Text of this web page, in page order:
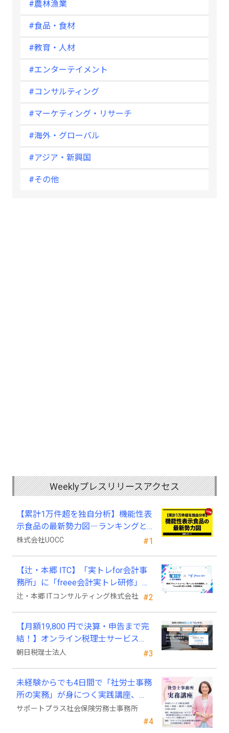
#農林漁業
#食品・食材
#教育・人材
#エンターテイメント
#コンサルティング
#マーケティング・リサーチ
#海外・グローバル
#アジア・新興国
#その他
Weeklyプレスリリースアクセス
#1
【累計1万件超を独自分析】機能性表
示食品の最新勢力図―ランキングと
2025年4月以降の変化
株式会社UOCC
#2
【辻・本郷 ITC】「実トレfor会計事
務所」に「freee会計実トレ研修」を
新規追加
辻・本郷 ITコンサルティング株式会社
#3
【月額19,800 円で決算・申告まで完
結！】オンライン税理士サービス
「Wiz サポ」
朝日税理士法人
#4
未経験からでも4日間で「社労士事務
所の実務」が身につく実践講座、
2026年9月開講
サポートプラス社会保険労務士事務所